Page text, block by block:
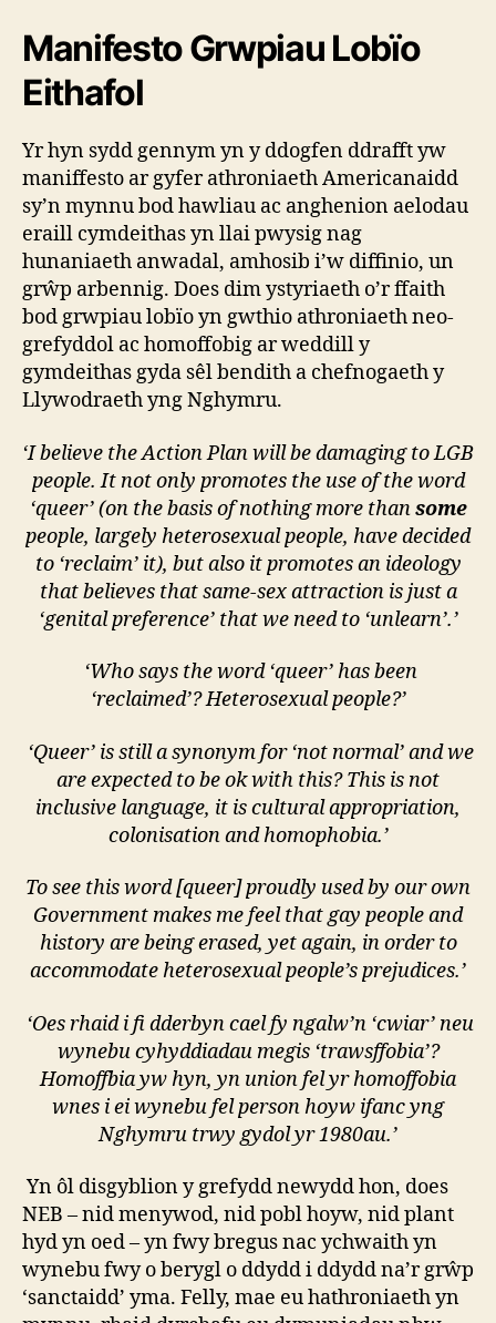
Manifesto Grwpiau Lobïo
Eithafol
Yr hyn sydd gennym yn y ddogfen ddrafft yw
maniffesto ar gyfer athroniaeth Americanaidd
sy’n mynnu bod hawliau ac anghenion aelodau
eraill cymdeithas yn llai pwysig nag
hunaniaeth anwadal, amhosib i’w diffinio, un
grŵp arbennig. Does dim ystyriaeth o’r ffaith
bod grwpiau lobïo yn gwthio athroniaeth neo-
grefyddol ac homoffobig ar weddill y
gymdeithas gyda sêl bendith a chefnogaeth y
Llywodraeth yng Nghymru.
‘I believe the Action Plan will be damaging to LGB
people. It not only promotes the use of the word
‘queer’ (on the basis of nothing more thansome
people, largely heterosexual people, have decided
to ‘reclaim’ it), but also it promotes an ideology
that believes that same-sex attraction is just a
‘genital preference’ that we need to ‘unlearn’.’
‘Who says the word ‘queer’ has been
‘reclaimed’? Heterosexual people?’
‘Queer’ is still a synonym for ‘not normal’ and we
are expected to be ok with this? This is not
inclusive language, it is cultural appropriation,
colonisation and homophobia.’
To see this word [queer] proudly used by our own
Government makes me feel that gay people and
history are being erased, yet again, in order to
accommodate heterosexual people’s prejudices.’
‘Oes rhaid i fi dderbyn cael fy ngalw’n ‘cwiar’ neu
wynebu cyhyddiadau megis ‘trawsffobia’?
Homoffbia yw hyn, yn union fel yr homoffobia
wnes i ei wynebu fel person hoyw ifanc yng
Nghymru trwy gydol yr 1980au.’
Yn ôl disgyblion y grefydd newydd hon, does
NEB – nid menywod, nid pobl hoyw, nid plant
hyd yn oed – yn fwy bregus nac ychwaith yn
wynebu fwy o berygl o ddydd i ddydd na’r grŵp
‘sanctaidd’ yma. Felly, mae eu hathroniaeth yn